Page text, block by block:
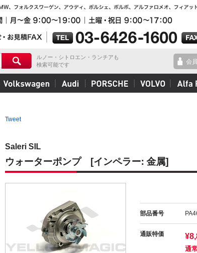
ルノー・シトロエン・ランチアも
検索可能です
会
Tweet
Saleri SIL
ウォーターポンプ [インペラー: 金属]
部品番号
通販特価
通